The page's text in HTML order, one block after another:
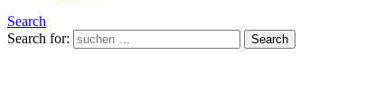
Search
Search for:
Search